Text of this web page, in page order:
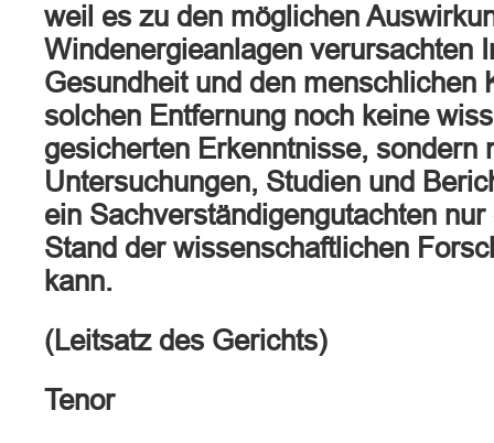
weil es zu den möglichen
Windenergieanlagen verursachten
Gesundheit und den menschlichen
solchen Entfernung noch keine
gesicherten Erkenntnisse, sondern
Untersuchungen, Studien und
ein Sachverständigengutachten
Stand der wissenschaftlichen
kann.
(Leitsatz des Gerichts)
Tenor